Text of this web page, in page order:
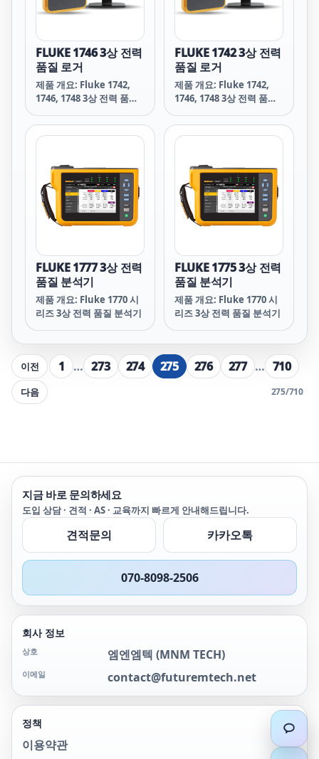
FLUKE 1746 3상 전력
품질 로거
제품 개요: Fluke 1742,
1746, 1748 3상 전력 품질
FLUKE 1742 3상 전력
품질 로거
제품 개요: Fluke 1742,
1746, 1748 3상 전력 품질
FLUKE 1777 3상 전력
품질 분석기
제품 개요: Fluke 1770 시
리즈 3상 전력 품질 분석기
FLUKE 1775 3상 전력
품질 분석기
제품 개요: Fluke 1770 시
리즈 3상 전력 품질 분석기
이전 1 … 273 274 275 276 277 … 710
다음 275/710
지금 바로 문의하세요
도입 상담 · 견적 · AS · 교육까지 빠르게 안내해드립니다.
견적문의 카카오톡
070-8098-2506
회사 정보
상호 엠엔엠텍 (MNM TECH)
이메일 contact@futuremtech.net
정책
이용약관